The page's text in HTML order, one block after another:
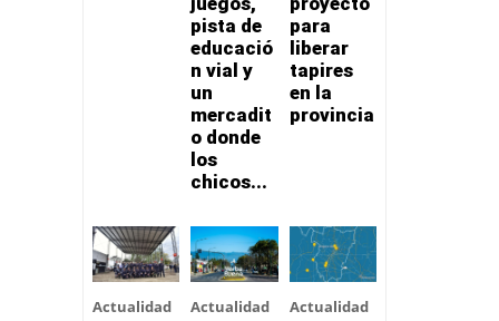
pista de
educació
n vial y
un
mercadit
o donde
los
chicos...
para
liberar
tapires
en la
provincia
Actualidad Actualidad Actualidad